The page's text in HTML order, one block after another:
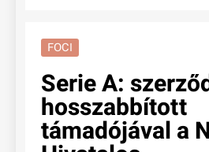
FOCI
Serie A:
hosszabbított
támadójával a